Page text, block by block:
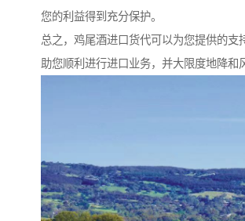
您的利益得到充分保护。
总之，鸡尾酒进口货代可以为您提供的支
助您顺利进行进口业务，并大限度地降和